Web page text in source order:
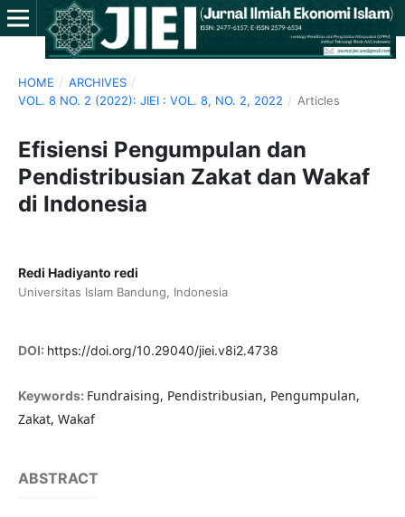
HOME / ARCHIVES /
VOL. 8 NO. 2 (2022): JIEI : VOL. 8, NO. 2, 2022 / Articles
Efisiensi Pengumpulan dan
Pendistribusian Zakat dan Wakaf
di Indonesia
Redi Hadiyanto redi
Universitas Islam Bandung, Indonesia
DOI: https://doi.org/10.29040/jiei.v8i2.4738
Keywords: Fundraising, Pendistribusian, Pengumpulan,
Zakat, Wakaf
ABSTRACT